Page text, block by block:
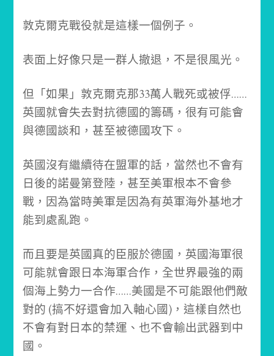
敦克爾克戰役就是這樣一個例子。
表面上好像只是一群人撤退，不是很風光。
但「如果」敦克爾克那33萬人戰死或被俘……
英國就會失去對抗德國的籌碼，很有可能會
與德國談和，甚至被德國攻下。
英國沒有繼續待在盟軍的話，當然也不會有
日後的諾曼第登陸，甚至美軍根本不會參
戰，因為當時美軍是因為有英軍海外基地才
能到處亂跑。
而且要是英國真的臣服於德國，英國海軍很
可能就會跟日本海軍合作，全世界最強的兩
個海上勢力一合作……美國是不可能跟他們敵
對的 (搞不好還會加入軸心國)，這樣自然也
不會有對日本的禁運、也不會輸出武器到中
國。